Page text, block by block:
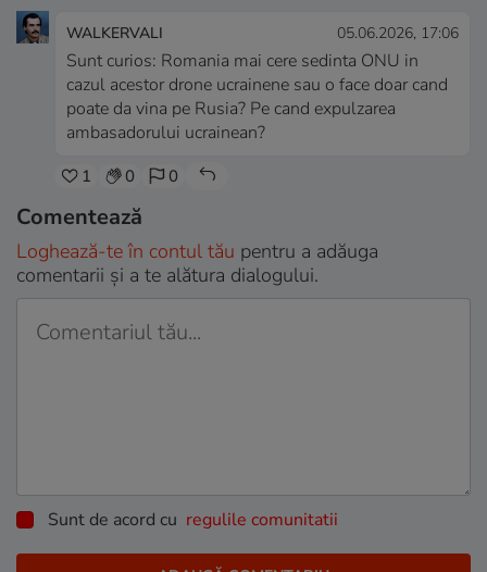
WALKERVALI 05.06.2026, 17:06
Sunt curios: Romania mai cere sedinta ONU in
cazul acestor drone ucrainene sau o face doar cand
poate da vina pe Rusia? Pe cand expulzarea
ambasadorului ucrainean?
1 0 0
Comentează
Loghează-te în contul tău pentru a adăuga
comentarii și a te alătura dialogului.
Sunt de acord cu regulile comunitatii